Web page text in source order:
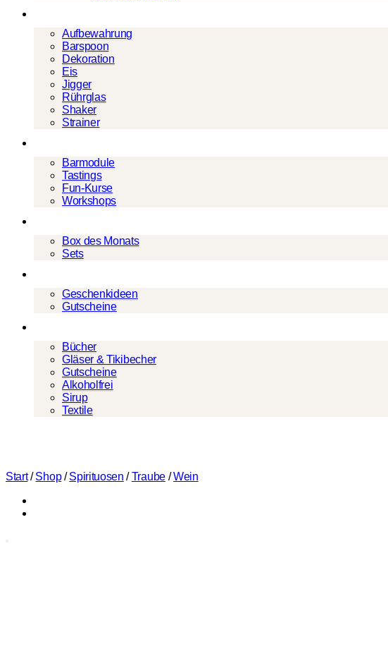
Aufbewahrung
Barspoon
Dekoration
Eis
Jigger
Rührglas
Shaker
Strainer
Barmodule
Tastings
Fun-Kurse
Workshops
Box des Monats
Sets
Geschenkideen
Gutscheine
Bücher
Gläser & Tikibecher
Gutscheine
Alkoholfrei
Sirup
Textile
Start / Shop / Spirituosen / Traube / Wein